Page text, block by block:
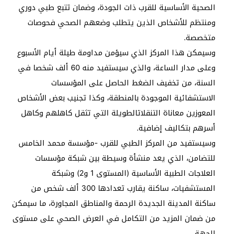
الصحية الأساسية للقرب ذات الجودة، وضمان تتبع طبي دوري
ومنتظم للأشخاص الذين يتطلب وضعهم الصحي فحوصات
متخصصة.
وسيمكن هذا المركز الذي سيؤمن مداومة طيلة أيام الأسبوع
وعلى مدار الساعة، والذي سيستفيد منه 60 ألف شخصا في
السنة، من تخفيف الضغط الحاصل على المؤسسات
الاستشفائية الموجودة بالمنطقة، وكذا تجنيب بعض الأشخاص
المعوزين معاناة التنقلاتالطويلة التي تثقل كاهلهم وكاهل
أسرهم بتكاليف إضافية.
وسيستفيد من المركز الطبي للقرب -مؤسسة محمد الخامس
للتضامن، الذي يعد منشأة وسيطة بين شبكة مؤسسات
العلاجات الطبية الأساسية (المستوى 1 و2) وشبكة
المستشفيات، ساكنة يقارب تعدادها 300 ألف شخص من
ساكنة المدينة الجديدة الرحمة والمناطق المجاورة، ما سيمكن
من ضمان المزيد من التكامل في العرض الصحي على مستوى